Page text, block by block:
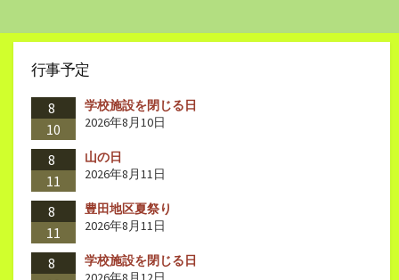
行事予定
8
10
学校施設を閉じる日
2026年8月10日
8
11
山の日
2026年8月11日
8
11
豊田地区夏祭り
2026年8月11日
8
学校施設を閉じる日